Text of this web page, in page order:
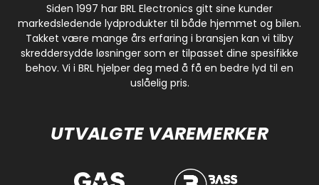
Siden 1997 har BRL Electronics gitt sine kunder
markedsledende lydprodukter til både hjemmet og bilen.
Takket være mange års erfaring i bransjen kan vi tilby
skreddersydde løsninger som er tilpasset dine spesifikke
behov. Vi i BRL hjelper deg med å få en bedre lyd til en
uslåelig pris.
UTVALGTE VAREMERKER